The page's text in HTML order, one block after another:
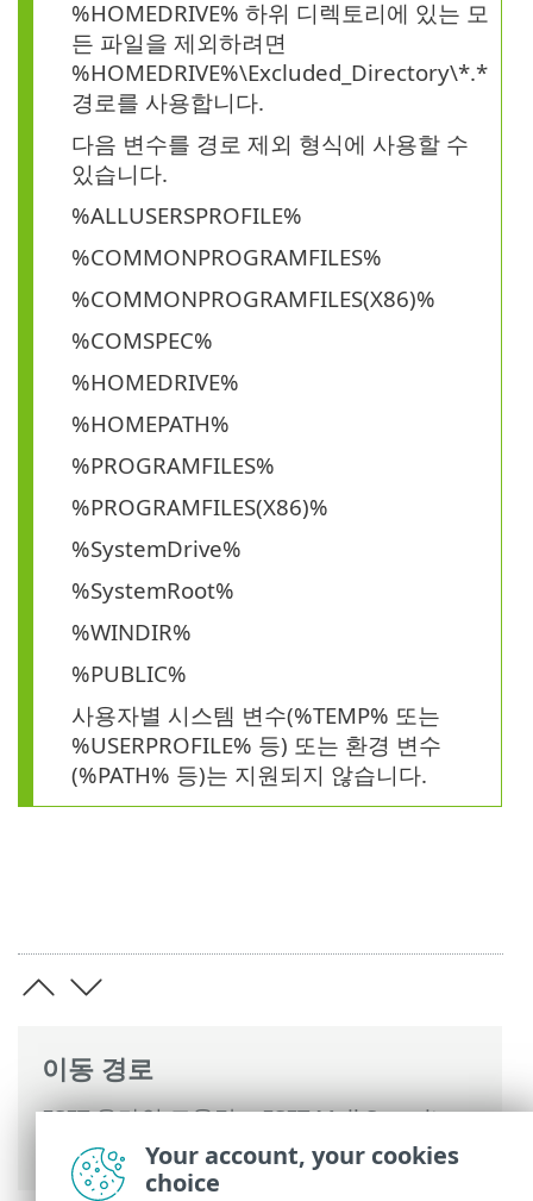
이동 경로
ESET 온라인 도움말>ESET Mail Security>
고급 설정
>검사>제외> 탐지 제외
%HOMEDRIVE% 하위 디렉토리에 있는 모
든 파일을 제외하려면
%HOMEDRIVE%\Excluded_Directory\*.*
경로를 사용합니다.
다음 변수를 경로 제외 형식에 사용할 수
있습니다.
%ALLUSERSPROFILE%
%COMMONPROGRAMFILES%
%COMMONPROGRAMFILES(X86)%
%COMSPEC%
%HOMEDRIVE%
%HOMEPATH%
%PROGRAMFILES%
%PROGRAMFILES(X86)%
%SystemDrive%
%SystemRoot%
%WINDIR%
%PUBLIC%
사용자별 시스템 변수(%TEMP% 또는
%USERPROFILE% 등) 또는 환경 변수
(%PATH% 등)는 지원되지 않습니다.
Your account, your cookies
choice